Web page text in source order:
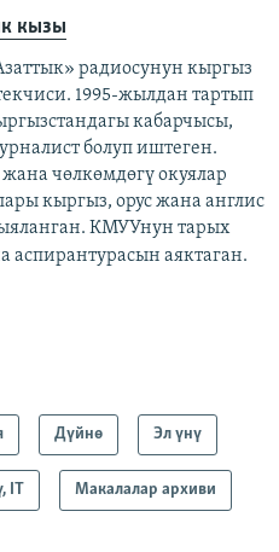
кызы
радиосунун кыргыз
1995-жылдан тартып
кабарчысы,
болуп иштеген.
чөлкөмдөгү окуялар
кыргыз, орус жана англис
КМУУнун тарых
аспирантурасын аяктаган.​
Дүйнө Эл үнү
IT Макалалар архиви